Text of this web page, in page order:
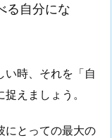
る自分にな
い時、それを「自
えましょう。
にとっての最大の